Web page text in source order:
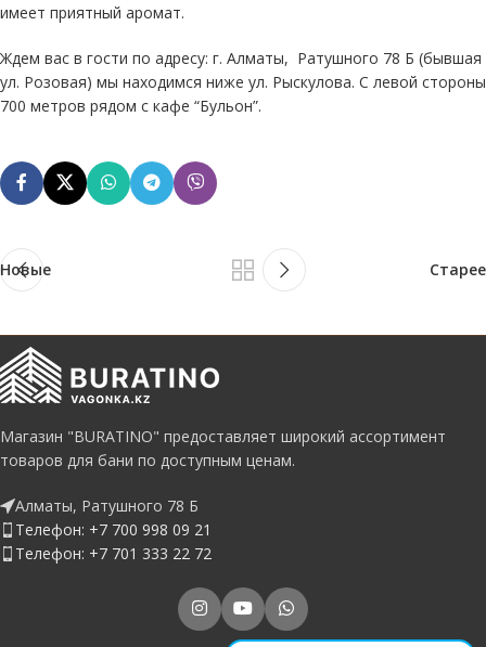
имеет приятный аромат.
Ждем вас в гости по адресу: г. Алматы, ​ Ратушного 78 Б (бывшая
ул. Розовая) мы находимся ниже ул. Рыскулова. С левой стороны
700 метров рядом с кафе “Бульон”.
Новые Старее
Магазин "BURATINO" предоставляет широкий ассортимент
товаров для бани по доступным ценам.
Алматы, Ратушного 78 Б
Телефон: +7 700 998 09 21
Телефон: +7 701 333 22 72